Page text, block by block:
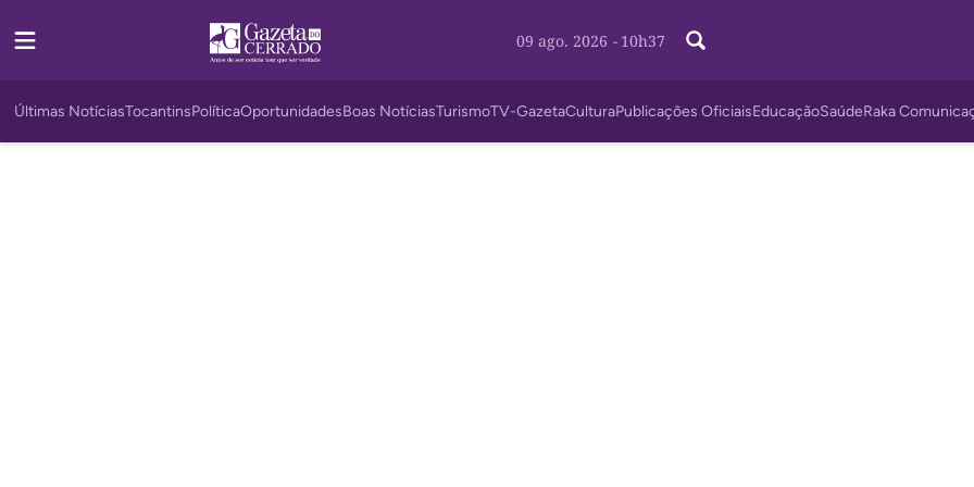
09 ago. 2026 - 10h37
Últimas NotíciasTocantinsPolíticaOportunidadesBoas NotíciasTurismoTV-GazetaCulturaPublicações OficiaisEducaçãoSaúdeRaka